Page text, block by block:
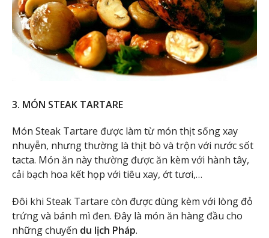
3. MÓN STEAK TARTARE
Món Steak Tartare được làm từ món thịt sống xay
nhuyễn, nhưng thường là thịt bò và trộn với nước sốt
tacta. Món ăn này thường được ăn kèm với hành tây,
cải bạch hoa kết họp với tiêu xay, ớt tươi,…
Đôi khi Steak Tartare còn được dùng kèm với lòng đỏ
trứng và bánh mì đen. Đây là món ăn hàng đầu cho
những chuyến du lịch Pháp.